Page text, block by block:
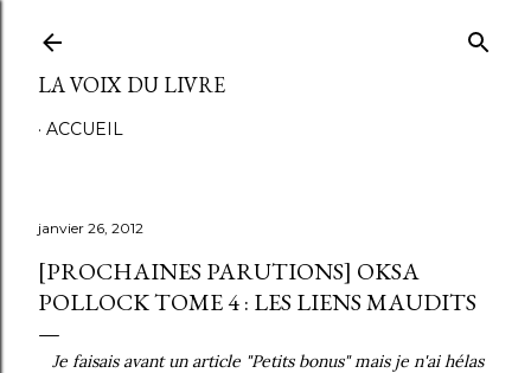
LA VOIX DU LIVRE
ACCUEIL
janvier 26, 2012
[PROCHAINES PARUTIONS] OKSA
POLLOCK TOME 4 : LES LIENS MAUDITS
Je faisais avant un article "Petits bonus" mais je n'ai hélas